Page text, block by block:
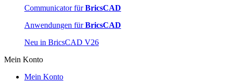
Communicator fürBricsCAD
Anwendungen fürBricsCAD
Neu in BricsCAD V26
Mein Konto
Mein Konto